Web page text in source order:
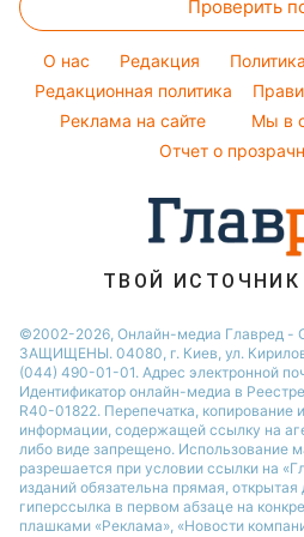
Новости Тернополя
Алла Пугачева
Комнатные растения
Курс валют
Магнитные бури
Погода на сегодня
Погода на завтра
Пылевая буря
Проверить
O нас Редакция
Редакционная политика
Реклама на сайте
Мы в
Отчет о
ТВОЙ ИСТОЧНИК
©2002-2026, Онлайн-медиа Главред -
ЗАЩИЩЕНЫ. 04080, г. Киев, ул.
(044) 490-01-01. Адрес электронной
Идентификатор онлайн-медиа в
R40-01822. Перепечатка, копирование
информации, содержащей ссылку на
либо виде запрещено. Использование
разрешается при условии ссылки на
изданий обязательна прямая, открытая
гиперссылка в первом абзаце на
плашками «Реклама», «Новости